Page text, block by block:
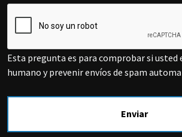
Esta pregunta es para comprobar si usted
humano y prevenir envíos de spam